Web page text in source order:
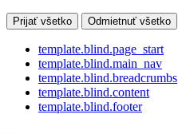
Prijať všetko Odmietnuť všetko
template.blind.page_start
template.blind.main_nav
template.blind.breadcrumbs
template.blind.content
template.blind.footer